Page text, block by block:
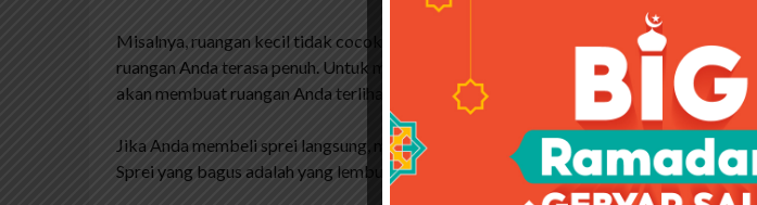
Misalnya, ruangan kecil tidak cocok menggunakan kertas dan pola berukuran besar,
ruangan Anda terasa penuh. Untuk melakukannya, pilih tema netral atau warna terang,
akan membuat ruangan Anda terlihat lebih besar.
Jika Anda membeli sprei langsung, maka Anda bisa menguji kualitas bahannya dengan
Sprei yang bagus adalah yang lembut dan sejuk.